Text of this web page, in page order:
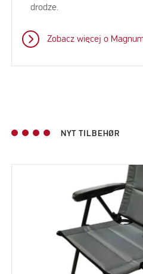
drodze.
Zobacz więcej o
NYT TILBEHØR